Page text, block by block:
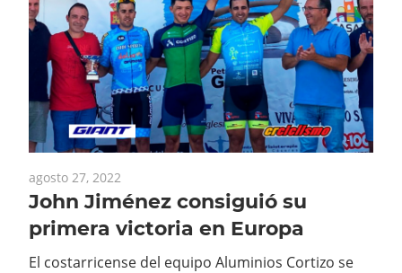
agosto 27, 2022
John Jiménez consiguió su
primera victoria en Europa
El costarricense del equipo Aluminios Cortizo se